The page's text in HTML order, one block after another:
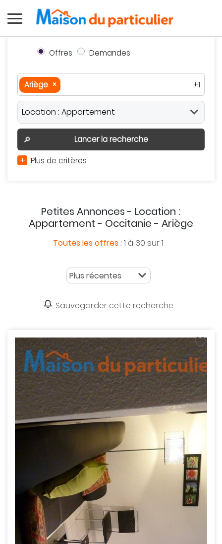
Offres Demandes
Ariège ×
+1
Autour de moi
Effacer
Valider
🔎
Lancer la recherche
+ Plus de critères
Petites Annonces - Location :
Appartement - Occitanie - Ariège
Toutes les offres:1 à 30 sur 1
Sauvegarder cette recherche